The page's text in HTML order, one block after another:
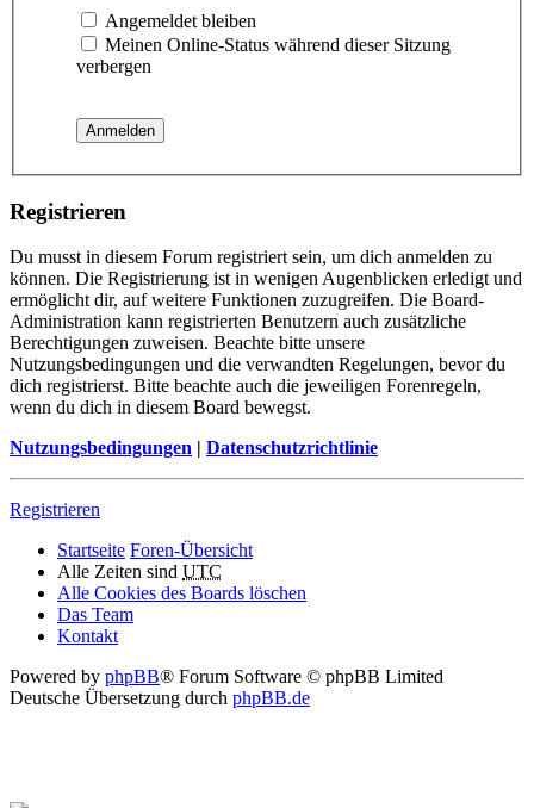
Angemeldet bleiben
Meinen Online-Status während dieser Sitzung
verbergen
Registrieren
Du musst in diesem Forum registriert sein, um dich anmelden zu
können. Die Registrierung ist in wenigen Augenblicken erledigt und
ermöglicht dir, auf weitere Funktionen zuzugreifen. Die Board-
Administration kann registrierten Benutzern auch zusätzliche
Berechtigungen zuweisen. Beachte bitte unsere
Nutzungsbedingungen und die verwandten Regelungen, bevor du
dich registrierst. Bitte beachte auch die jeweiligen Forenregeln,
wenn du dich in diesem Board bewegst.
Nutzungsbedingungen | Datenschutzrichtlinie
Registrieren
Startseite Foren-Übersicht
Alle Zeiten sind UTC
Alle Cookies des Boards löschen
Das Team
Kontakt
Powered by phpBB® Forum Software © phpBB Limited
Deutsche Übersetzung durch phpBB.de